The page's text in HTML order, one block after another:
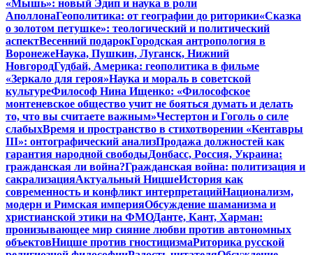
«Мышь»: новый Эдип и наука в роли
АполлонаГеополитика: от географии до риторики«Сказка
о золотом петушке»: теологический и политический
аспектВесенний подарокГородская антропология в
ВоронежеНаука, Пушкин, Луганск, Нижний
НовгородГудбай, Америка: геополитика в фильме
«Зеркало для героя»Наука и мораль в советской
культуреФилософ Нина Ищенко: «Философское
монтеневское общество учит не бояться думать и делать
то, что вы считаете важным»Честертон и Гоголь о силе
слабыхВремя и пространство в стихотворении «Кентавры
III»: онтографический анализПродажа должностей как
гарантия народной свободыДонбасс, Россия, Украина:
гражданская ли война?Гражданская война: политизация и
сакрализацияАктуальный НицшеИстория как
современность и конфликт интерпретацийНационализм,
модерн и Римская империяОбсуждение шаманизма и
христианской этики на ФМОДанте, Кант, Харман:
пронизывающее мир сияние любви против автономных
объектовНицше против гностицизмаРиторика русской